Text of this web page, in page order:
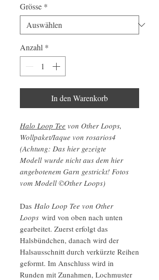
Grösse *
Anzahl *
In den Warenkorb
Halo Loop Tee von Other Loops,
Wollpaket/Iaque von rosarios4
(Achtung: Das hier gezeigte
Modell wurde nicht aus dem hier
angebotenem Garn gestrickt! Fotos
vom Modell ©Other Loops)
Das Halo Loop Tee von Other
Loops wird von oben nach unten
gearbeitet. Zuerst erfolgt das
Halsbündchen, danach wird der
Halsausschnitt durch verkürzte Reihen
geformt. Im Anschluss wird in
Runden mit Zunahmen, Lochmuster